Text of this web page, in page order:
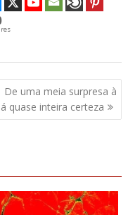
De uma meia surpresa à
já quase inteira certeza